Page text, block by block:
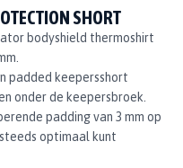
SHORT
bodyshield thermoshirt
padded keepersshort
onder de keepersbroek.
padding van 3 mm op
optimaal kunt